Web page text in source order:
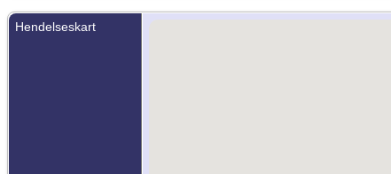
Hendelseskart